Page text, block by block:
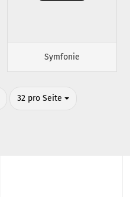
Symfonie
32 pro Seite
pro Seite